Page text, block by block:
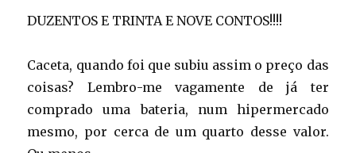
DUZENTOS E TRINTA E NOVE CONTOS!!!!
Caceta, quando foi que subiu assim o preço das
coisas? Lembro-me vagamente de já ter
comprado uma bateria, num hipermercado
mesmo, por cerca de um quarto desse valor.